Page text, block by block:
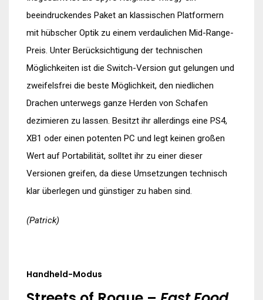
beeindruckendes Paket an klassischen Platformern
mit hübscher Optik zu einem verdaulichen Mid-Range-
Preis. Unter Berücksichtigung der technischen
Möglichkeiten ist die Switch-Version gut gelungen und
zweifelsfrei die beste Möglichkeit, den niedlichen
Drachen unterwegs ganze Herden von Schafen
dezimieren zu lassen. Besitzt ihr allerdings eine PS4,
XB1 oder einen potenten PC und legt keinen großen
Wert auf Portabilität, solltet ihr zu einer dieser
Versionen greifen, da diese Umsetzungen technisch
klar überlegen und günstiger zu haben sind.
(Patrick)
Handheld-Modus